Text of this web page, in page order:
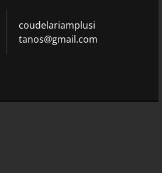
coudelariamplusi
tanos@gmail.com